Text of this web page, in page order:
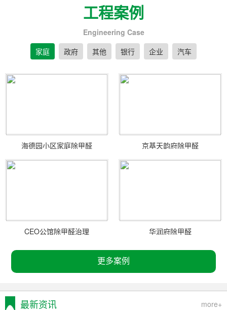
工程案例
Engineering Case
家庭
政府 其他 银行 企业 汽车
海德园小区家庭除甲醛 京基天韵府除甲醛
CEO公馆除甲醛治理 华润府除甲醛
更多案例
最新资讯 more+